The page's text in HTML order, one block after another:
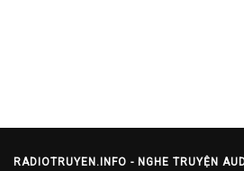
RADIOTRUYEN.INFO - NGHE TRUYỆN